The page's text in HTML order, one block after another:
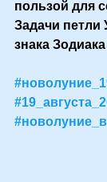
пользой для
Задачи петли
знака Зодиака